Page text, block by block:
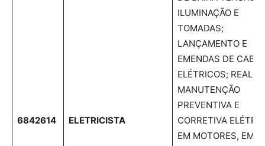
6842614 ELETRICISTA
ILUMINAÇÃO E
TOMADAS;
LANÇAMENTO E
EMENDAS DE
ELÉTRICOS;
MANUTENÇÃO
PREVENTIVA E
CORRETIVA
EM MOTORES, EM